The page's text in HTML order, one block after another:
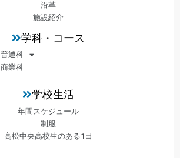
沿革
施設紹介
学科・コース
普通科
商業科
学校生活
年間スケジュール
制服
高松中央高校生のある1日